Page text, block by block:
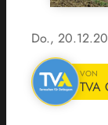
Do.,
VON
TVA